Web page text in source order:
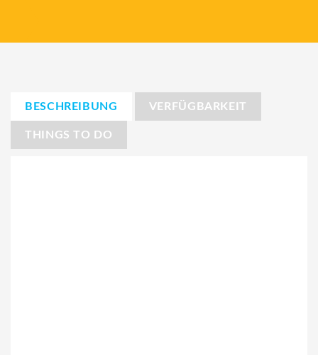
BESCHREIBUNG VERFÜGBARKEIT
THINGS TO DO